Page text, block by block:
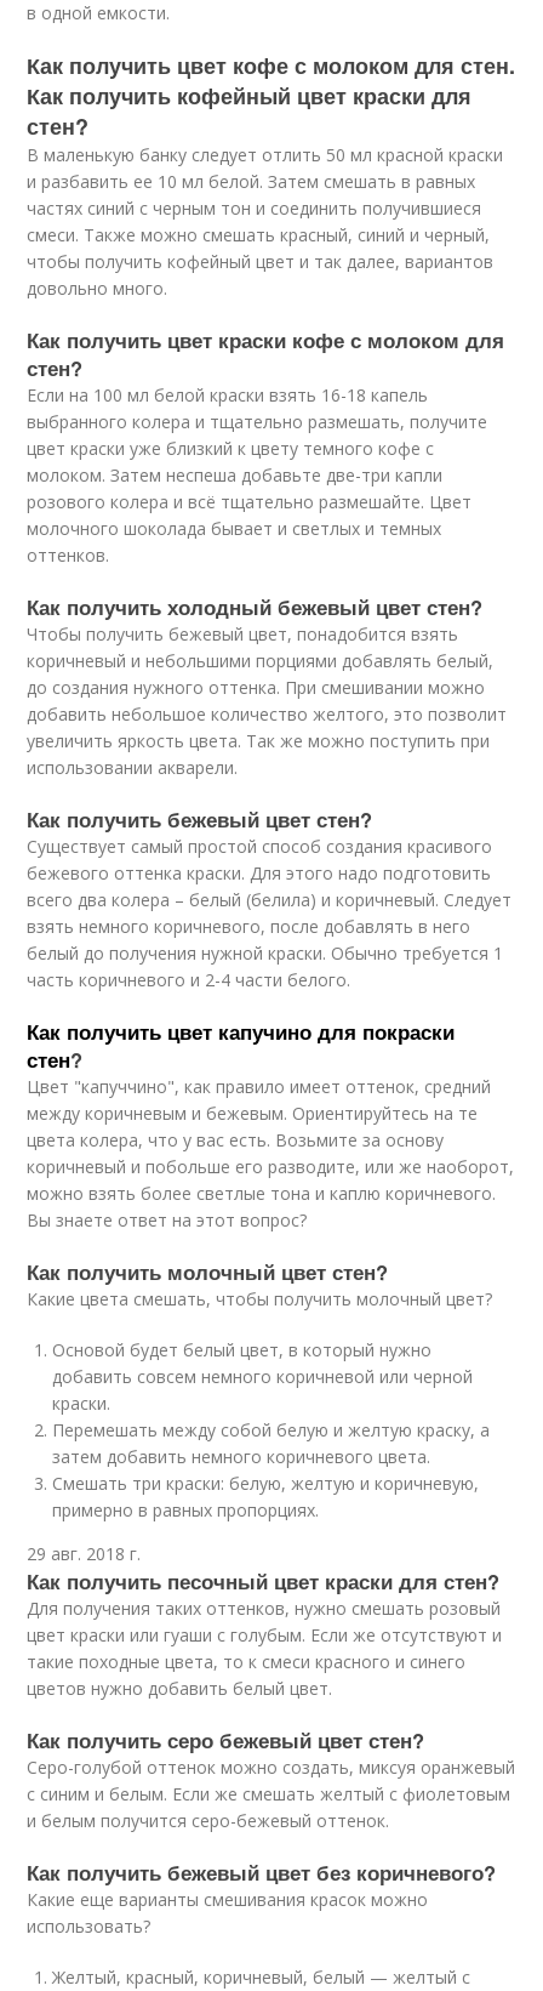
в одной емкости.
Как получить цвет кофе с молоком для стен.
Как получить кофейный цвет краски для
стен?
В маленькую банку следует отлить 50 мл красной краски
и разбавить ее 10 мл белой. Затем смешать в равных
частях синий с черным тон и соединить получившиеся
смеси. Также можно смешать красный, синий и черный,
чтобы получить кофейный цвет и так далее, вариантов
довольно много.
Как получить цвет краски кофе с молоком для
стен?
Если на 100 мл белой краски взять 16-18 капель
выбранного колера и тщательно размешать, получите
цвет краски уже близкий к цвету темного кофе с
молоком. Затем неспеша добавьте две-три капли
розового колера и всё тщательно размешайте. Цвет
молочного шоколада бывает и светлых и темных
оттенков.
Как получить холодный бежевый цвет стен?
Чтобы получить бежевый цвет, понадобится взять
коричневый и небольшими порциями добавлять белый,
до создания нужного оттенка. При смешивании можно
добавить небольшое количество желтого, это позволит
увеличить яркость цвета. Так же можно поступить при
использовании акварели.
Как получить бежевый цвет стен?
Существует самый простой способ создания красивого
бежевого оттенка краски. Для этого надо подготовить
всего два колера – белый (белила) и коричневый. Следует
взять немного коричневого, после добавлять в него
белый до получения нужной краски. Обычно требуется 1
часть коричневого и 2-4 части белого.
Как получить цвет капучино для покраски
стен?
Цвет "капуччино", как правило имеет оттенок, средний
между коричневым и бежевым. Ориентируйтесь на те
цвета колера, что у вас есть. Возьмите за основу
коричневый и побольше его разводите, или же наоборот,
можно взять более светлые тона и каплю коричневого.
Вы знаете ответ на этот вопрос?
Как получить молочный цвет стен?
Какие цвета смешать, чтобы получить молочный цвет?
Основой будет белый цвет, в который нужно
добавить совсем немного коричневой или черной
краски.
Перемешать между собой белую и желтую краску, а
затем добавить немного коричневого цвета.
Смешать три краски: белую, желтую и коричневую,
примерно в равных пропорциях.
29 авг. 2018 г.
Как получить песочный цвет краски для стен?
Для получения таких оттенков, нужно смешать розовый
цвет краски или гуаши с голубым. Если же отсутствуют и
такие походные цвета, то к смеси красного и синего
цветов нужно добавить белый цвет.
Как получить серо бежевый цвет стен?
Серо-голубой оттенок можно создать, миксуя оранжевый
с синим и белым. Если же смешать желтый с фиолетовым
и белым получится серо-бежевый оттенок.
Как получить бежевый цвет без коричневого?
Какие еще варианты смешивания красок можно
использовать?
Желтый, красный, коричневый, белый — желтый с